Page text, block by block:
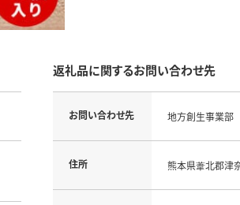
返礼品に関するお問い合わせ先
お問い合わせ先 地方創生事業部
住所 熊本県葦北郡津